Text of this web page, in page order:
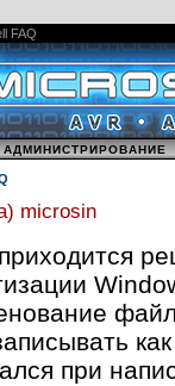
FAQ
АДМИНИСТРИРОВАНИЕ
microsin
при
- работает
Bypass,
Самое
такая
, для
команду:
в
"Привет, мир!"